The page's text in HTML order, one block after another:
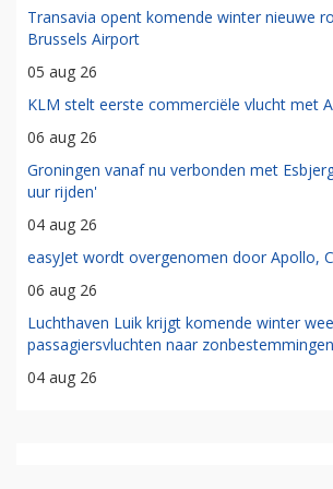
Transavia opent komende winter nieuwe
Brussels Airport
05 aug 26
KLM stelt eerste commerciële vlucht met
06 aug 26
Groningen vanaf nu verbonden met
uur rijden'
04 aug 26
easyJet wordt overgenomen door Apollo,
06 aug 26
Luchthaven Luik krijgt komende winter
passagiersvluchten naar zonbestemmingen
04 aug 26